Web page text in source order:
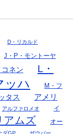
D・リカルド
J・P・モントーヤ
コネン
L・
ッハ
M・フ
タス
アメリ
アルファロメオ
イ
アムズ
オー